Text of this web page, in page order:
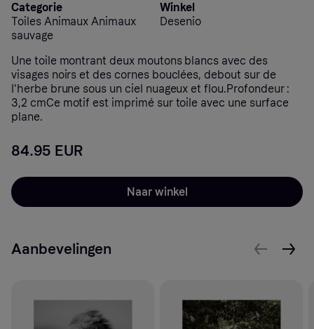
Categorie
Toiles Animaux Animaux
sauvage
Winkel
Desenio
Une toile montrant deux moutons blancs avec des
visages noirs et des cornes bouclées, debout sur de
l'herbe brune sous un ciel nuageux et flou.Profondeur :
3,2 cmCe motif est imprimé sur toile avec une surface
plane.
84.95 EUR
Naar winkel
Aanbevelingen